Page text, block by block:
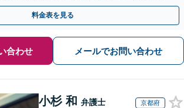
能です（通訳料別途）。
料金表を見る
合わせ メールでお問い合わせ
小杉 和 弁護士 京都府